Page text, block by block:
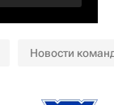
Новости